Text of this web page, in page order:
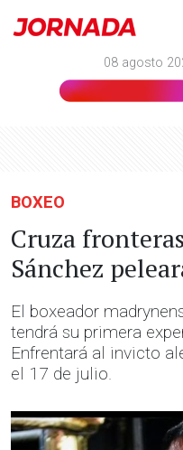
08 agosto
BOXEO
Cruza
Sánchez
El boxeador
tendrá su primera
Enfrentará al invicto
el 17 de julio.